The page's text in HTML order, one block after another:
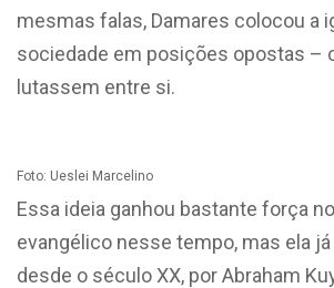
mesmas falas, Damares colocou a
sociedade em posições opostas –
lutassem entre si.
Foto: Ueslei Marcelino
Essa ideia ganhou bastante força
evangélico nesse tempo, mas ela
desde o século XX, por Abraham